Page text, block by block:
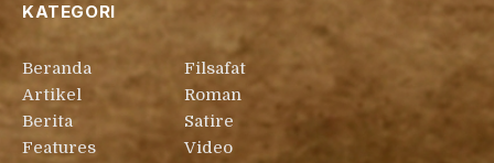
KATEGORI
Beranda
Artikel
Berita
Features
Filsafat
Roman
Satire
Video